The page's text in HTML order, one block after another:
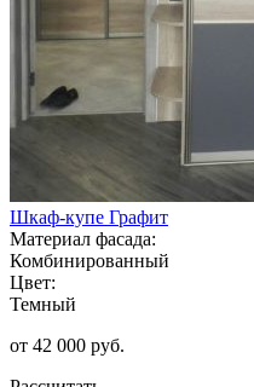
Шкаф-купе Графит
Материал фасада:
Комбинированный
Цвет:
Темный
от 42 000 руб.